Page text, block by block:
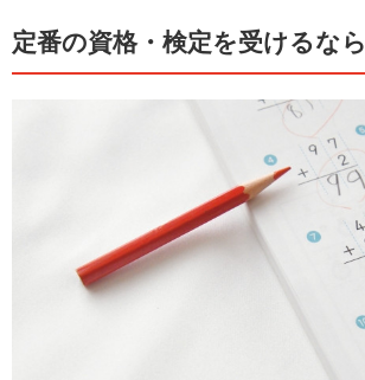
定番の資格・検定を受けるなら